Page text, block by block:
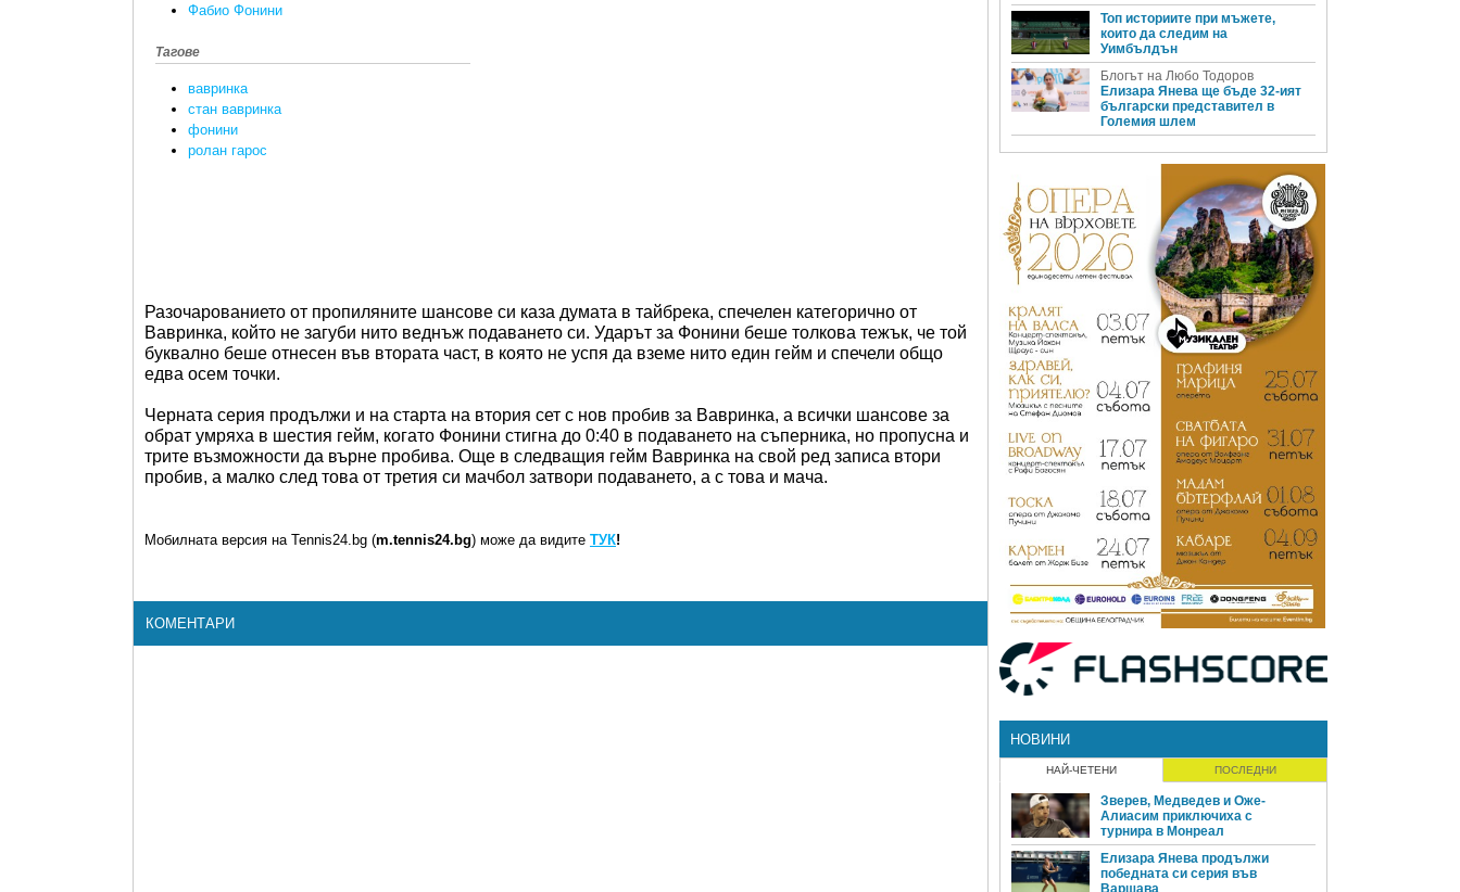
Фабио Фонини
Тагове
вавринка
стан вавринка
фонини
ролан гарос
Разочарованието от пропиляните шансове си каза думата в тайбрека, спечелен категорично от
Вавринка, който не загуби нито веднъж подаването си. Ударът за Фонини беше толкова тежък, че той
буквално беше отнесен във втората част, в която не успя да вземе нито един гейм и спечели общо
едва осем точки.
Черната серия продължи и на старта на втория сет с нов пробив за Вавринка, а всички шансове за
обрат умряха в шестия гейм, когато Фонини стигна до 0:40 в подаването на съперника, но пропусна и
трите възможности да върне пробива. Още в следващия гейм Вавринка на свой ред записа втори
пробив, а малко след това от третия си мачбол затвори подаването, а с това и мача.
Мобилната версия на Tennis24.bg (m.tennis24.bg) може да видите ТУК!
КОМЕНТАРИ
Топ историите при мъжете,
които да следим на
Уимбълдън
Блогът на Любо Тодоров
Елизара Янева ще бъде 32-ият
български представител в
Големия шлем
НОВИНИ
НАЙ-ЧЕТЕНИ ПОСЛЕДНИ
Зверев, Медведев и Оже-
Алиасим приключиха с
турнира в Монреал
Елизара Янева продължи
победната си серия във